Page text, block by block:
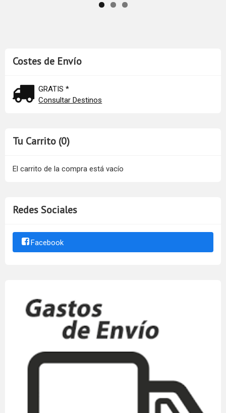
Costes de Envío
GRATIS *
Consultar Destinos
Tu Carrito (0)
El carrito de la compra está vacío
Redes Sociales
Facebook